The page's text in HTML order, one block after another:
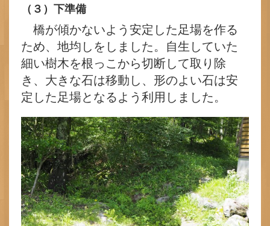
（３）下準備
橋が傾かないよう安定した足場を作る
ため、地均しをしました。自生していた
細い樹木を根っこから切断して取り除
き、大きな石は移動し、形のよい石は安
定した足場となるよう利用しました。